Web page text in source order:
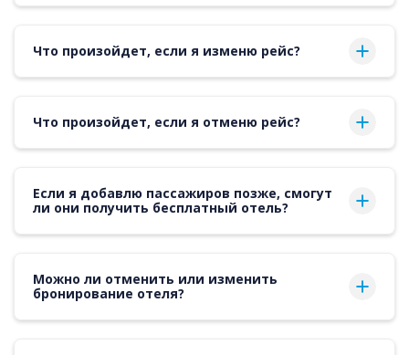
Что произойдет, если я изменю рейс?
Что произойдет, если я отменю рейс?
Если я добавлю пассажиров позже, смогут
ли они получить бесплатный отель?
Можно ли отменить или изменить
бронирование отеля?